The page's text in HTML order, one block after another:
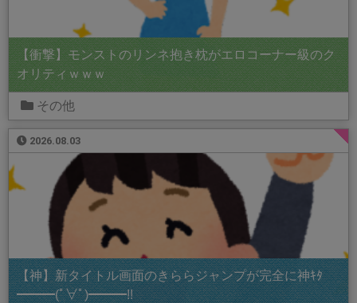
【衝撃】モンストのリンネ抱き枕がエロコーナー級のク
オリティｗｗｗ
その他
2026.08.03
【神】新タイトル画面のきららジャンプが完全に神ｷﾀ
━━━(ﾟ∀ﾟ)━━━!!